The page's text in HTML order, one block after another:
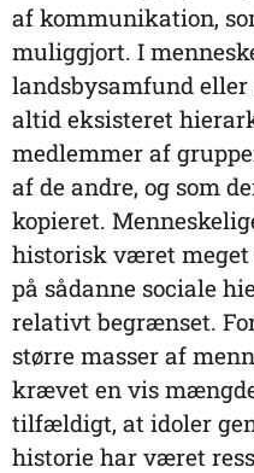
af kommunikation,
muliggjort. I
landsbysamfund
altid eksisteret
medlemmer af
af de andre, og som
kopieret.
historisk været meget
på sådanne sociale
relativt begrænset.
større masser af
krævet en vis
tilfældigt, at idoler
historie har været